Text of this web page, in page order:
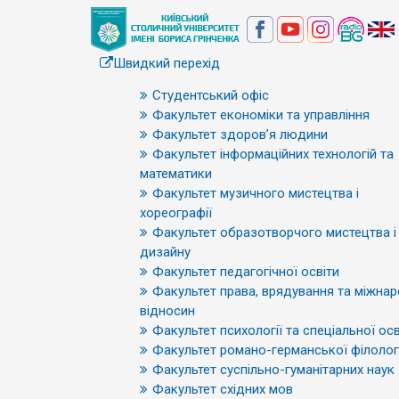
Швидкий перехід
Студентський офіс
Факультет економіки та управління
Факультет здоров’я людини
Факультет інформаційних технологій та
математики
Факультет музичного мистецтва і
хореографії
Факультет образотворчого мистецтва і
дизайну
Факультет педагогічної освіти
Факультет права, врядування та
відносин
Факультет психології та спеціальної
Факультет романо-германської
Факультет суспільно-гуманітарних наук
Факультет східних мов